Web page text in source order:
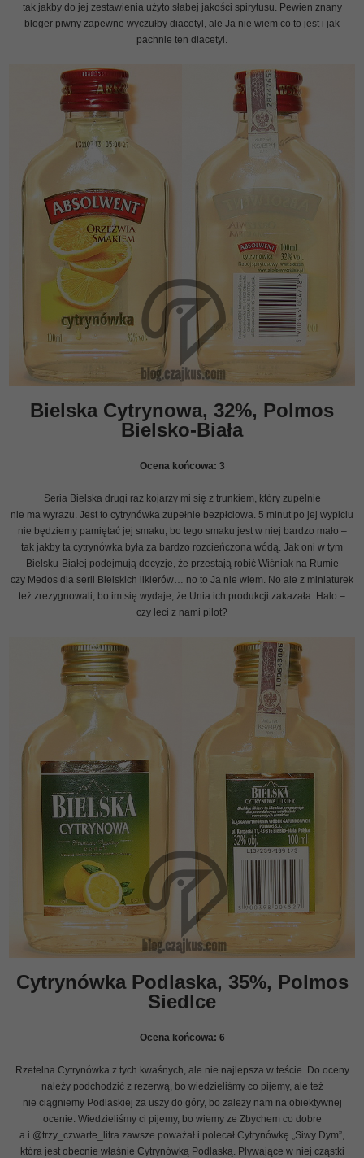
tak jakby do jej zestawienia użyto słabej jakości spirytusu. Pewien znany
bloger piwny zapewne wyczułby diacetyl, ale Ja nie wiem co to jest i jak
pachnie ten diacetyl.
Bielska Cytrynowa, 32%, Polmos
Bielsko-Biała
Ocena końcowa: 3
Seria Bielska drugi raz kojarzy mi się z trunkiem, który zupełnie
nie ma wyrazu. Jest to cytrynówka zupełnie bezpłciowa. 5 minut po jej wypiciu
nie będziemy pamiętać jej smaku, bo tego smaku jest w niej bardzo mało –
tak jakby ta cytrynówka była za bardzo rozcieńczona wódą. Jak oni w tym
Bielsku-Białej podejmują decyzje, że przestają robić Wiśniak na Rumie
czy Medos dla serii Bielskich likierów… no to Ja nie wiem. No ale z miniaturek
też zrezygnowali, bo im się wydaje, że Unia ich produkcji zakazała. Halo –
czy leci z nami pilot?
Cytrynówka Podlaska, 35%, Polmos
Siedlce
Ocena końcowa: 6
Rzetelna Cytrynówka z tych kwaśnych, ale nie najlepsza w teście. Do oceny
należy podchodzić z rezerwą, bo wiedzieliśmy co pijemy, ale też
nie ciągniemy Podlaskiej za uszy do góry, bo zależy nam na obiektywnej
ocenie. Wiedzieliśmy ci pijemy, bo wiemy ze Zbychem co dobre
a i @trzy_czwarte_litra zawsze poważał i polecał Cytrynówkę „Siwy Dym”,
która jest obecnie właśnie Cytrynówką Podlaską. Pływające w niej cząstki